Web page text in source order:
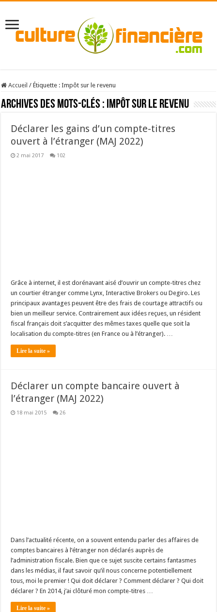
Accueil / Étiquette :Impôt sur le revenu
Archives des mots-clés : Impôt sur le revenu
Déclarer les gains d’un compte-titres
ouvert à l’étranger (MAJ 2022)
2 mai 2017 102
Grâce à internet, il est dorénavant aisé d’ouvrir un compte-titres chez
un courtier étranger comme Lynx, Interactive Brokers ou Degiro. Les
principaux avantages peuvent être des frais de courtage attractifs ou
bien un meilleur service. Contrairement aux idées reçues, un résident
fiscal français doit s’acquitter des mêmes taxes quelle que soit la
localisation du compte-titres (en France ou à l’étranger). …
Lire la suite »
Déclarer un compte bancaire ouvert à
l’étranger (MAJ 2022)
18 mai 2015 26
Dans l’actualité récente, on a souvent entendu parler des affaires de
comptes bancaires à l’étranger non déclarés auprès de
l’administration fiscale. Bien que ce sujet suscite certains fantasmes
dans les médias, il faut savoir qu’il nous concerne potentiellement
tous, moi le premier ! Qui doit déclarer ? Comment déclarer ? Qui doit
déclarer ? En 2014, j’ai clôturé mon compte-titres …
Lire la suite »